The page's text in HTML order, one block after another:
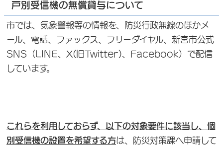
戸別受信機の無償貸与について
市では、気象警報等の情報を、防災行政無線のほかメ
ール、電話、ファックス、フリーダイヤル、新宮市公式
SNS（LINE、X(旧Twitter)、Facebook）で配信
しています。
これらを利用しておらず、以下の対象要件に該当し、個
別受信機の設置を希望する方は、防災対策課へ申請して